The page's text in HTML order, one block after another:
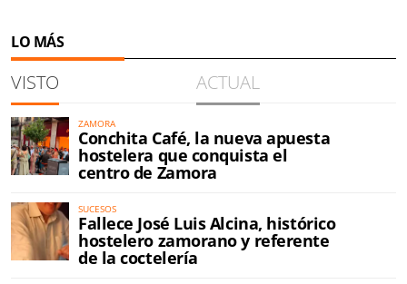
LO MÁS
VISTO ACTUAL
ZAMORA
Conchita Café, la nueva apuesta
hostelera que conquista el
centro de Zamora
SUCESOS
Fallece José Luis Alcina, histórico
hostelero zamorano y referente
de la coctelería